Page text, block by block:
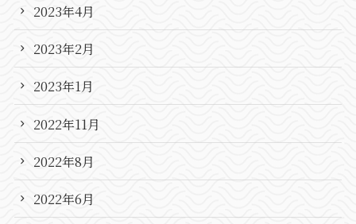
2023年4月
2023年2月
2023年1月
2022年11月
2022年8月
2022年6月